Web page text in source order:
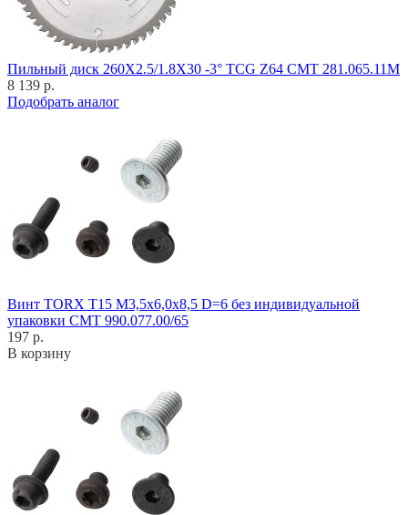
Пильный диск 260X2.5/1.8X30 -3° TCG Z64 CMT 281.065.11M
8 139 р.
Подобрать аналог
Винт TORX T15 M3,5x6,0x8,5 D=6 без индивидуальной
упаковки CMT 990.077.00/65
197 р.
В корзину